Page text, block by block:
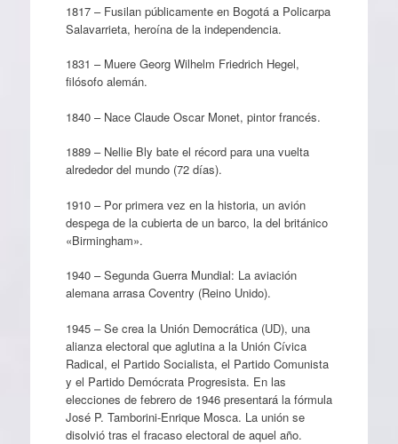
1817 – Fusilan públicamente en Bogotá a Policarpa
Salavarrieta, heroína de la independencia.
1831 – Muere Georg Wilhelm Friedrich Hegel,
filósofo alemán.
1840 – Nace Claude Oscar Monet, pintor francés.
1889 – Nellie Bly bate el récord para una vuelta
alrededor del mundo (72 días).
1910 – Por primera vez en la historia, un avión
despega de la cubierta de un barco, la del británico
«Birmingham».
1940 – Segunda Guerra Mundial: La aviación
alemana arrasa Coventry (Reino Unido).
1945 – Se crea la Unión Democrática (UD), una
alianza electoral que aglutina a la Unión Cívica
Radical, el Partido Socialista, el Partido Comunista
y el Partido Demócrata Progresista. En las
elecciones de febrero de 1946 presentará la fórmula
José P. Tamborini-Enrique Mosca. La unión se
disolvió tras el fracaso electoral de aquel año.